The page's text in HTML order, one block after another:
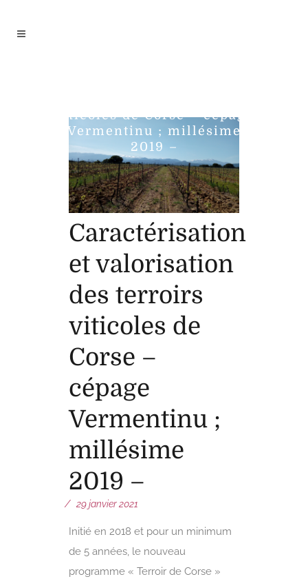
viticoles de Corse – cépage
Vermentinu ; millésime
2019 –
Caractérisation
et valorisation
des terroirs
viticoles de
Corse –
cépage
Vermentinu ;
millésime
2019 –
29 janvier 2021
Initié en 2018 et pour un minimum
de 5 années, le nouveau
programme « Terroir de Corse »